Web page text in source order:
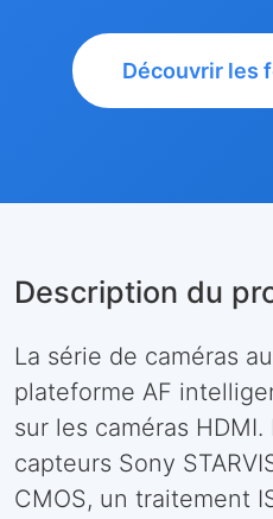
Découvrir les
Description du
La série de caméras
plateforme AF
sur les caméras
capteurs Sony
CMOS, un traitement